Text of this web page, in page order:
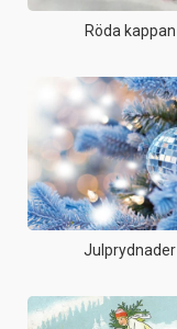
Röda kappan
Julprydnader